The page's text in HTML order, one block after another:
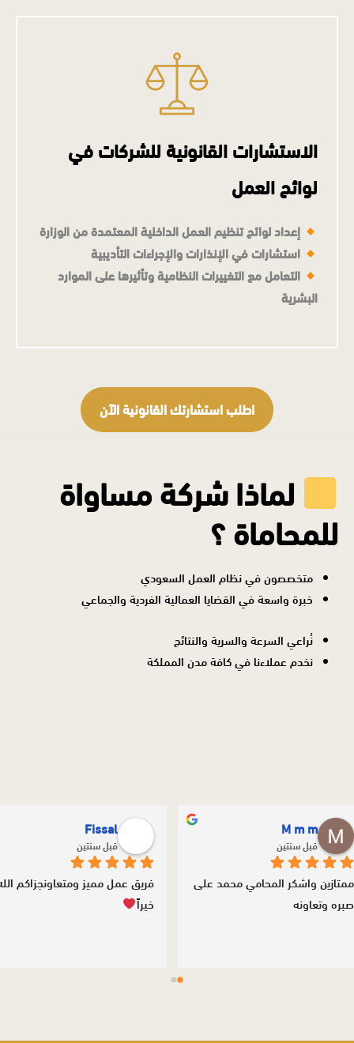
الاستشارات القانونية للشركات في
لوائح العمل
إعداد لوائح تنظيم العمل الداخلية المعتمدة من الوزارة
استشارات في الإنذارات والإجراءات التأديبية
التعامل مع التغييرات النظامية وتأثيرها على الموارد
البشرية
اطلب استشارتك القانونية الآن
لماذا شركة مساواة
للمحاماة ؟
متخصصون في نظام العمل السعودي
خبرة واسعة في القضايا العمالية الفردية والجماعي
نُراعي السرعة والسرية والنتائج
نخدم عملاءنا في كافة مدن المملكة
M m m
قبل سنتين
ممتازين واشكر المحامي محمد على
صبره وتعاونه
Fissal
قبل سنتين
خيراً